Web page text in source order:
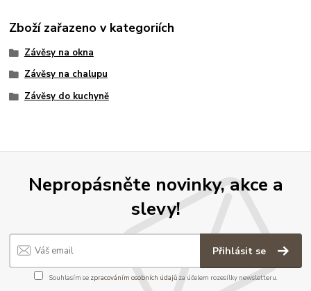
Zboží zařazeno v kategoriích
Závěsy na okna
Závěsy na chalupu
Závěsy do kuchyně
Nepropásněte novinky, akce a
slevy!
Přihlásit se
Souhlasím se zpracováním osobních údajůza účelem rozesílky newsletteru.